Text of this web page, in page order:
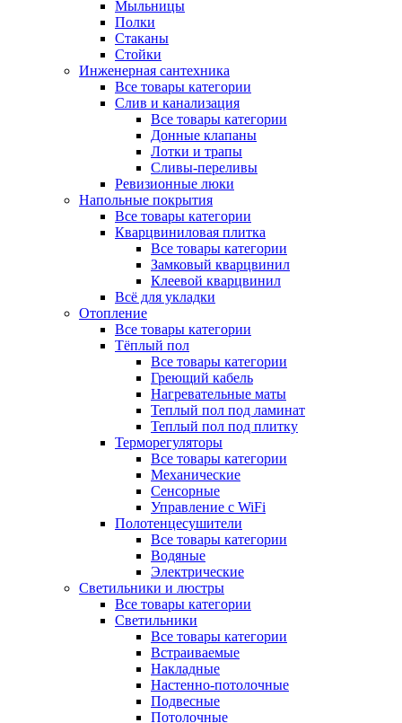
Мыльницы
Полки
Стаканы
Стойки
Инженерная сантехника
Все товары категории
Слив и канализация
Все товары категории
Донные клапаны
Лотки и трапы
Сливы-переливы
Ревизионные люки
Напольные покрытия
Все товары категории
Кварцвиниловая плитка
Все товары категории
Замковый кварцвинил
Клеевой кварцвинил
Всё для укладки
Отопление
Все товары категории
Тёплый пол
Все товары категории
Греющий кабель
Нагревательные маты
Теплый пол под ламинат
Теплый пол под плитку
Терморегуляторы
Все товары категории
Механические
Сенсорные
Управление с WiFi
Полотенцесушители
Все товары категории
Водяные
Электрические
Светильники и люстры
Все товары категории
Светильники
Все товары категории
Встраиваемые
Накладные
Настенно-потолочные
Подвесные
Потолочные